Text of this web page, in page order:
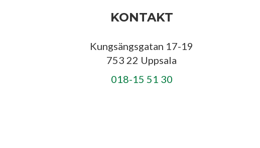
KONTAKT
Kungsängsgatan 17-19
753 22 Uppsala
018-15 51 30